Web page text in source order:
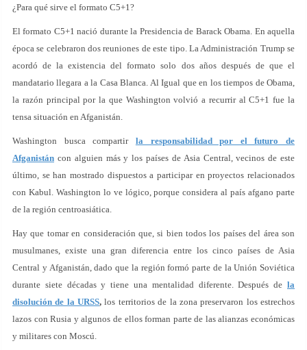
¿Para qué sirve el formato C5+1?
El formato C5+1 nació durante la Presidencia de Barack Obama. En aquella
época se celebraron dos reuniones de este tipo. La Administración Trump se
acordó de la existencia del formato solo dos años después de que el
mandatario llegara a la Casa Blanca. Al Igual que en los tiempos de Obama,
la razón principal por la que Washington volvió a recurrir al C5+1 fue la
tensa situación en Afganistán.
Washington busca compartir la responsabilidad por el futuro de
Afganistán con alguien más y los países de Asia Central, vecinos de este
último, se han mostrado dispuestos a participar en proyectos relacionados
con Kabul. Washington lo ve lógico, porque considera al país afgano parte
de la región centroasiática.
Hay que tomar en consideración que, si bien todos los países del área son
musulmanes, existe una gran diferencia entre los cinco países de Asia
Central y Afganistán, dado que la región formó parte de la Unión Soviética
durante siete décadas y tiene una mentalidad diferente. Después de la
disolución de la URSS, los territorios de la zona preservaron los estrechos
lazos con Rusia y algunos de ellos forman parte de las alianzas económicas
y militares con Moscú.